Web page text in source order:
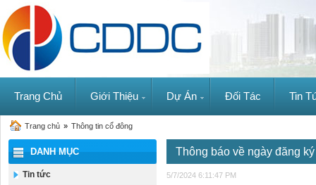
Trang Chủ Giới Thiệu Dự Án Đối Tác Tin
Trang chủ » Thông tin cổ đông
DANH MỤC
Tin tức
Thông báo về ngày đăng
5/7/2024 6:11:47 PM